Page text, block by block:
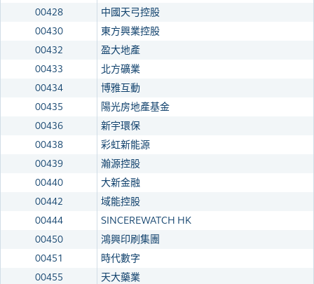
00428
中國天弓控股
00430
東方興業控股
00432
盈大地產
00433
北方礦業
00434
博雅互動
00435
陽光房地產基金
00436
新宇環保
00438
彩虹新能源
00439
瀚源控股
00440
大新金融
00442
域能控股
00444
SINCEREWATCH HK
00450
鴻興印刷集團
00451
時代數字
00455
天大藥業